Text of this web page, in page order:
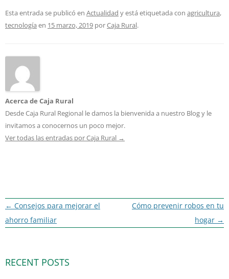
Esta entrada se publicó en Actualidad y está etiquetada con agricultura,
tecnología en 15 marzo, 2019 porCaja Rural.
Acerca de Caja Rural
Desde Caja Rural Regional le damos la bienvenida a nuestro Blog y le
invitamos a conocernos un poco mejor.
Ver todas las entradas por Caja Rural →
Navegación
de
← Consejos para mejorar el
ahorro familiar
Cómo prevenir robos en tu
hogar →
RECENT POSTS